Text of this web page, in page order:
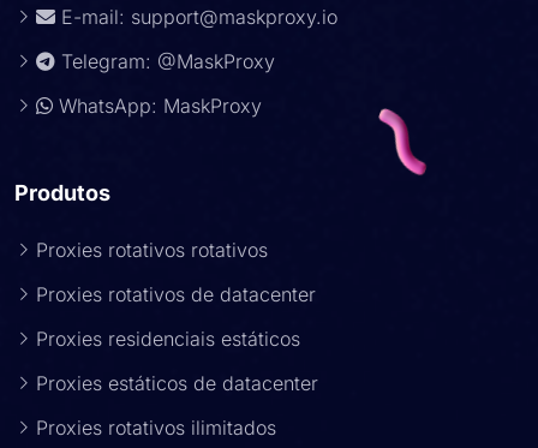
E-mail: support@maskproxy.io
Telegram: @MaskProxy
WhatsApp: MaskProxy
Produtos
Proxies rotativos rotativos
Proxies rotativos de datacenter
Proxies residenciais estáticos
Proxies estáticos de datacenter
Proxies rotativos ilimitados